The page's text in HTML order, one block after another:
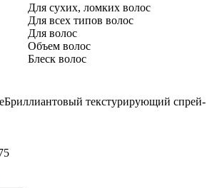
Для сухих, ломких волос
Для всех типов волос
Для волос
Объем волос
Блеск волос
Бриллиантовый текстурирующий спрей-